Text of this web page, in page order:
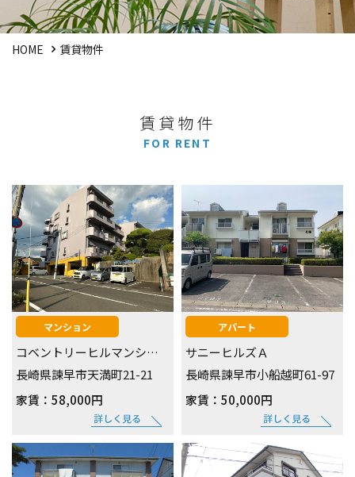
HOME 賃貸物件
賃貸物件
FOR RENT
マンション
コベントリーヒルマンショ ン
長崎県諫早市天満町21-21
家賃：58,000円
アパート
サニーヒルズＡ
長崎県諫早市小船越町61-97
家賃：50,000円